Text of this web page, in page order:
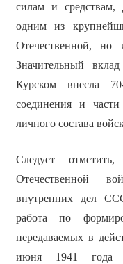
силам и средствам,
одним из
Отечественной,
Значительный
Курском внесла
соединения и
личного состава
Следует
Отечественной
внутренних дел
работа по
передаваемых в
июня 1941 года